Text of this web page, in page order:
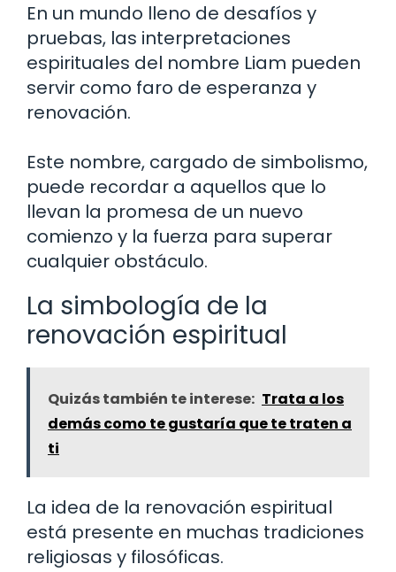
En un mundo lleno de desafíos y
pruebas, las interpretaciones
espirituales del nombre Liam pueden
servir como faro de esperanza y
renovación.
Este nombre, cargado de simbolismo,
puede recordar a aquellos que lo
llevan la promesa de un nuevo
comienzo y la fuerza para superar
cualquier obstáculo.
La simbología de la
renovación espiritual
Quizás también te interese: Trata a los
demás como te gustaría que te traten a
ti
La idea de la renovación espiritual
está presente en muchas tradiciones
religiosas y filosóficas.